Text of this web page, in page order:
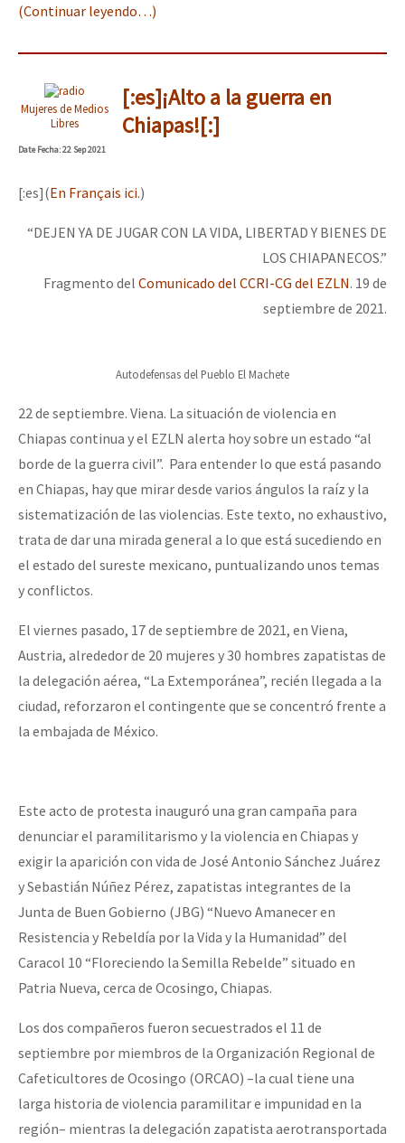
(Continuar leyendo…)
Mujeres de Medios
Libres
[:es]¡Alto a la guerra en
Chiapas![:]
DateFecha: 22 Sep 2021
[:es](En Français ici.)
“DEJEN YA DE JUGAR CON LA VIDA, LIBERTAD Y BIENES DE
LOS CHIAPANECOS.”
Fragmento del Comunicado del CCRI-CG del EZLN. 19 de
septiembre de 2021.
Autodefensas del Pueblo El Machete
22 de septiembre. Viena. La situación de violencia en
Chiapas continua y el EZLN alerta hoy sobre un estado “al
borde de la guerra civil”. Para entender lo que está pasando
en Chiapas, hay que mirar desde varios ángulos la raíz y la
sistematización de las violencias. Este texto, no exhaustivo,
trata de dar una mirada general a lo que está sucediendo en
el estado del sureste mexicano, puntualizando unos temas
y conflictos.
El viernes pasado, 17 de septiembre de 2021, en Viena,
Austria, alrededor de 20 mujeres y 30 hombres zapatistas de
la delegación aérea, “La Extemporánea”, recién llegada a la
ciudad, reforzaron el contingente que se concentró frente a
la embajada de México.
Este acto de protesta inauguró una gran campaña para
denunciar el paramilitarismo y la violencia en Chiapas y
exigir la aparición con vida de José Antonio Sánchez Juárez
y Sebastián Núñez Pérez, zapatistas integrantes de la
Junta de Buen Gobierno (JBG) “Nuevo Amanecer en
Resistencia y Rebeldía por la Vida y la Humanidad” del
Caracol 10 “Floreciendo la Semilla Rebelde” situado en
Patria Nueva, cerca de Ocosingo, Chiapas.
Los dos compañeros fueron secuestrados el 11 de
septiembre por miembros de la Organización Regional de
Cafeticultores de Ocosingo (ORCAO) –la cual tiene una
larga historia de violencia paramilitar e impunidad en la
región– mientras la delegación zapatista aerotransportada